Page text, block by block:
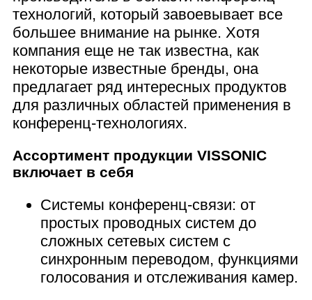
технологий, который завоевывает все
большее внимание на рынке. Хотя
компания еще не так известна, как
некоторые известные бренды, она
предлагает ряд интересных продуктов
для различных областей применения в
конференц-технологиях.
Ассортимент продукции VISSONIC
включает в себя
Системы конференц-связи: от
простых проводных систем до
сложных сетевых систем с
синхронным переводом, функциями
голосования и отслеживания камер.